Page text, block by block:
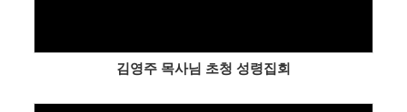
김영주 목사님 초청 성령집회